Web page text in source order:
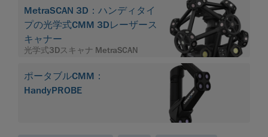
MetraSCAN 3D：ハンディタイ
プの光学式CMM 3Dレーザース
キャナー
光学式3Dスキャナ MetraSCAN
ポータブルCMM：
HandyPROBE